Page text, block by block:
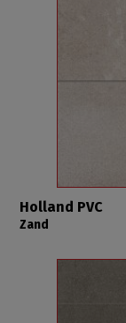
Holland PVC
Zand